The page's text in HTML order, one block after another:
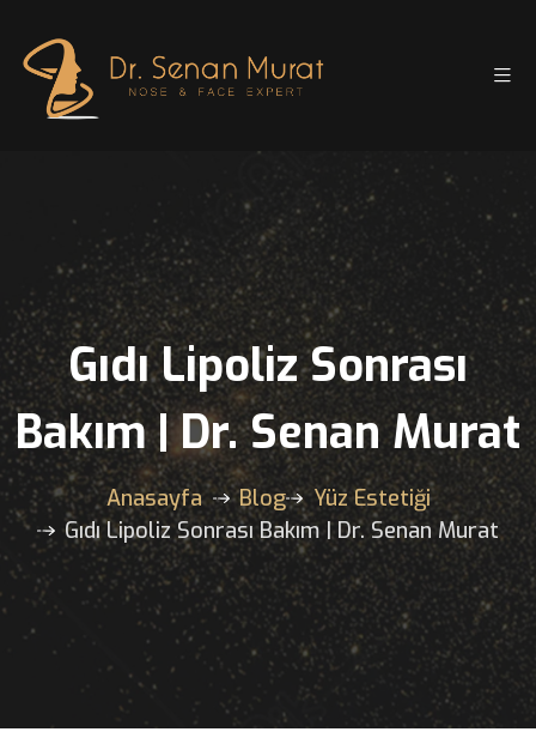
Gıdı Lipoliz Sonrası
Bakım | Dr. Senan
Anasayfa Blog
Yüz Estetiği
Gıdı Lipoliz Sonrası Bakım | Dr. Senan